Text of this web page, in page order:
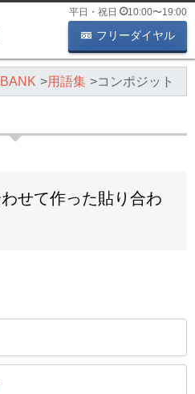
平日・祝日 10:00〜19:00
フリーダイヤル
用語集 コンポジット
せて作った貼り合わ